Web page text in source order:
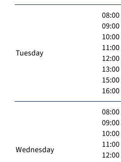
Tuesday
Wednesday